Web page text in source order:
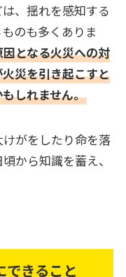
、揺れを感知する
のも多くありま
となる火災への対
災を引き起こすと
しれません。
がをしたり命を落
から知識を蓄え、
できること